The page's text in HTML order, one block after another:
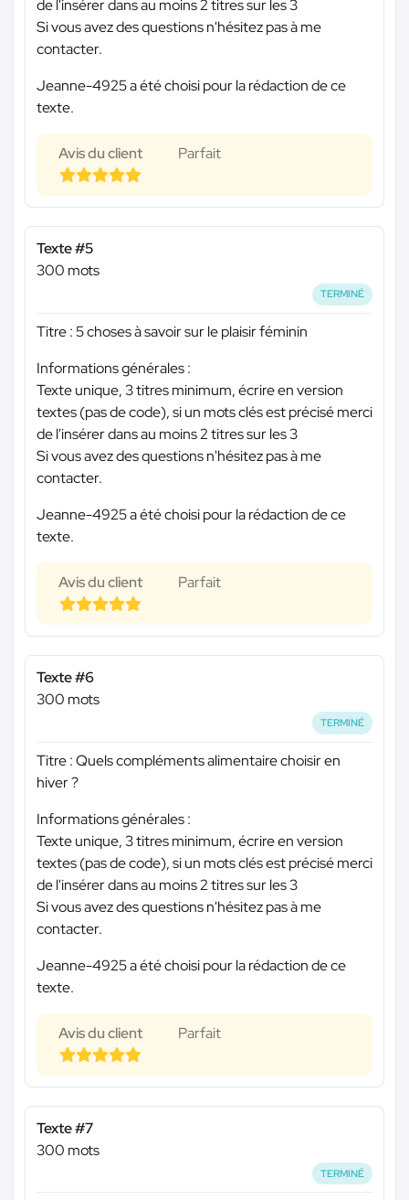
de l'insérer dans au moins 2 titres sur les 3
Si vous avez des questions n'hésitez pas à me
contacter.
Jeanne-4925 a été choisi pour la rédaction de ce
texte.
Avis du client Parfait
Texte #5
300 mots
TERMINÉ
Titre : 5 choses à savoir sur le plaisir féminin
Informations générales :
Texte unique, 3 titres minimum, écrire en version
textes (pas de code), si un mots clés est précisé merci
de l'insérer dans au moins 2 titres sur les 3
Si vous avez des questions n'hésitez pas à me
contacter.
Jeanne-4925 a été choisi pour la rédaction de ce
texte.
Avis du client Parfait
Texte #6
300 mots
TERMINÉ
Titre : Quels compléments alimentaire choisir en
hiver ?
Informations générales :
Texte unique, 3 titres minimum, écrire en version
textes (pas de code), si un mots clés est précisé merci
de l'insérer dans au moins 2 titres sur les 3
Si vous avez des questions n'hésitez pas à me
contacter.
Jeanne-4925 a été choisi pour la rédaction de ce
texte.
Avis du client Parfait
Texte #7
300 mots
TERMINÉ